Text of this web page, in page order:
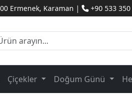
Ermenek, Karaman | +90 533
Çiçekler Doğum Günü